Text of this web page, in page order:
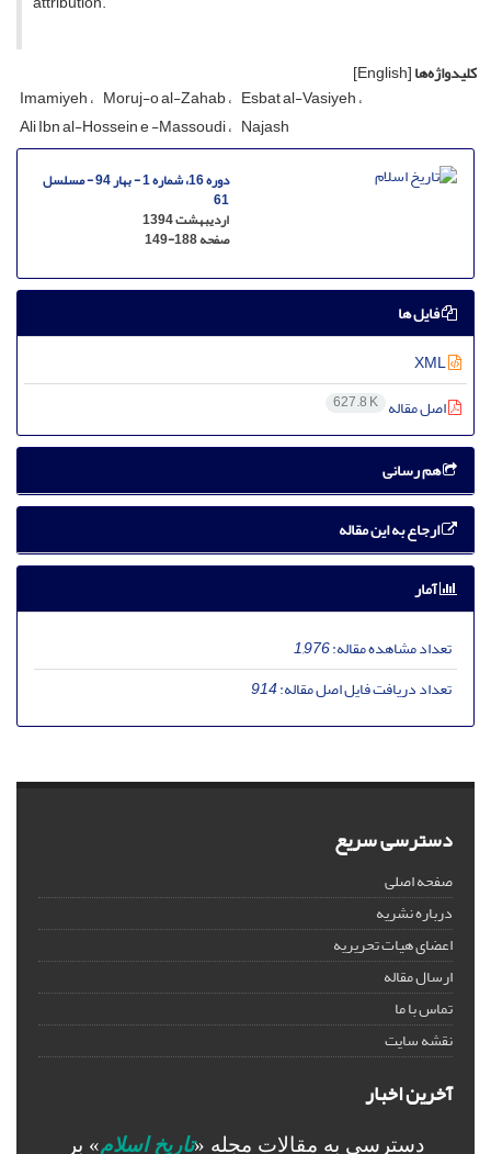
کلیدواژه‌ها[English]
Imamiyeh Moruj-o al-Zahab Esbat al-Vasiyeh
Ali Ibn al-Hossein e -Massoudi Najash
دوره 16، شماره 1 - بهار 94 - مسلسل
61
اردیبهشت 1394
صفحه149-188
فایل ها
اصل مقاله 627.8 K
هم رسانی
ارجاع به این مقاله
آمار
تعداد مشاهده مقاله:1,976
تعداد دریافت فایل اصل مقاله:914
دسترسی سریع
صفحه اصلی
درباره نشریه
اعضای هیات تحریریه
ارسال مقاله
تماس با ما
نقشه سایت
آخرین اخبار
دسترسی به مقالات مجله «تاریخ اسلام» بر